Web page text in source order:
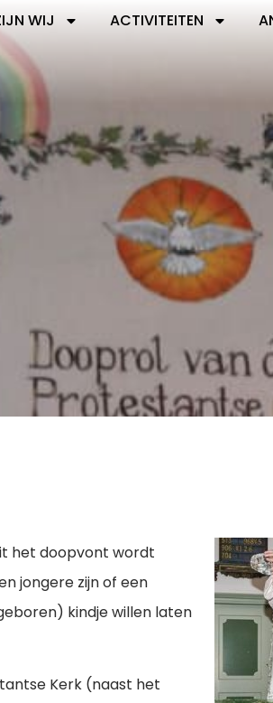
WIJ ACTIVITEITEN
het doopvont wordt
jongere zijn of een
kindje willen laten
Kerk (naast het